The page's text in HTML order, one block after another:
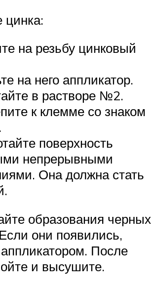
цинка:
на резьбу цинковый
на него аппликатор.
в растворе №2.
к клемме со знаком
поверхность
непрерывными
Она должна стать
образования черных
они появились,
После
и высушите.